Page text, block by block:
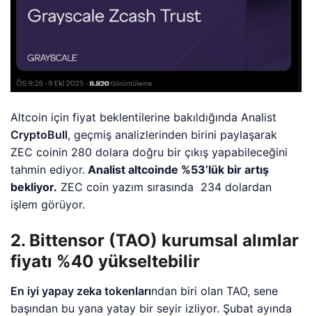
Altcoin için fiyat beklentilerine bakıldığında Analist
CryptoBull, geçmiş analizlerinden birini paylaşarak
ZEC coinin 280 dolara doğru bir çıkış yapabileceğini
tahmin ediyor. Analist altcoinde %53’lük bir artış
bekliyor. ZEC coin yazım sırasında 234 dolardan
işlem görüyor.
2. Bittensor (TAO) kurumsal alımlar
fiyatı %40 yükseltebilir
En iyi yapay zeka tokenlarından biri olan TAO, sene
başından bu yana yatay bir seyir izliyor. Şubat ayında